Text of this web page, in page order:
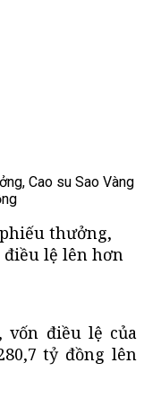
Cao su Sao Vàng
thưởng,
điều lệ lên hơn
vốn điều lệ của
tỷ đồng lên